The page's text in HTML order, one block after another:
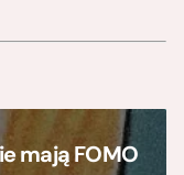
mają FOMO